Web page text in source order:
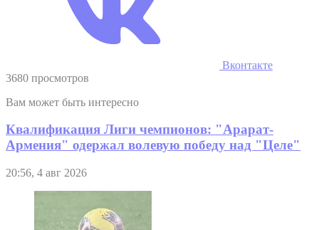
Вконтакте
3680 просмотров
Вам может быть интересно
Квалификация Лиги чемпионов: "Арарат-
Армения" одержал волевую победу над "Целе"
20:56, 4 авг 2026